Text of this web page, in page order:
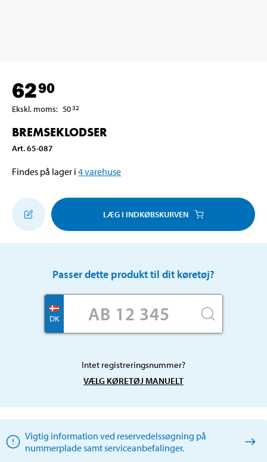
6290
Ekskl. moms: 5032
BREMSEKLODSER
Art.65-087
Findes på lager i 4varehuse
LÆG I INDKØBSKURVEN
Passer dette produkt til dit køretøj?
DK
Intet registreringsnummer?
VÆLG KØRETØJ MANUELT
Vigtig information ved reservedelssøgning på
nummerplade samt serviceanbefalinger.